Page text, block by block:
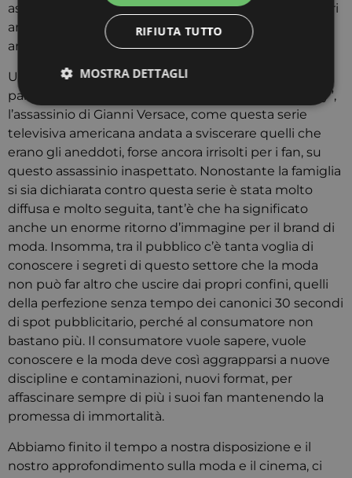
aspettiamo di vedere molti altri docufilm e molti altri
aneddoti interessanti sulla vita di stilistici, direttori
artistici e molto altro.
Un ultimo esempio, “Spice story” che in realtà fa
parte la seconda stagione di “American Crime Story”,
l’assassinio di Gianni Versace, come questa serie
televisiva americana andata a sviscerare quelli che
erano gli aneddoti, forse ancora irrisolti per i fan, su
questo assassinio inaspettato. Nonostante la famiglia
si sia dichiarata contro questa serie è stata molto
diffusa e molto seguita, tant’è che ha significato
anche un enorme ritorno d’immagine per il brand di
moda. Insomma, tra il pubblico c’è tanta voglia di
conoscere i segreti di questo settore che la moda
non può far altro che uscire dai propri confini, quelli
della perfezione senza tempo dei canonici 30 secondi
di spot pubblicitario, perché al consumatore non
bastano più. Il consumatore vuole sapere, vuole
conoscere e la moda deve così aggrapparsi a nuove
discipline e contaminazioni, nuovi format, per
affascinare sempre di più i suoi fan mantenendo la
promessa di immortalità.
Abbiamo finito il tempo a nostra disposizione e il
nostro approfondimento sulla moda e il cinema, ci
RIFIUTA TUTTO
MOSTRA DETTAGLI
Strettamente necessari Targeting
I cookie strettamente necessari consentono le
funzionalità principali del sito web come l'accesso
dell'utente e la gestione dell'account. Il sito web non
può essere utilizzato correttamente senza i cookie
strettamente necessari.
Nome
Provider/
Dominio
Scadenza
CookieScriptConsent
CookieScript
www.cuberadio.it
4
settimane
2 giorni
Questo
viene
utilizzato
servizio
Cookie-
consenso